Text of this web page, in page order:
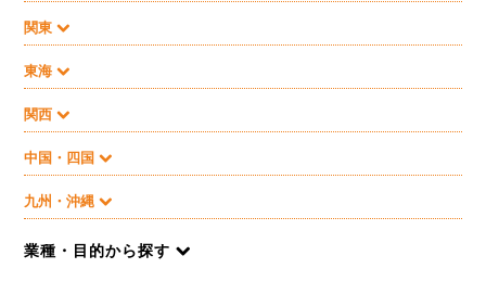
関東
東海
関西
中国・四国
九州・沖縄
業種・目的から探す